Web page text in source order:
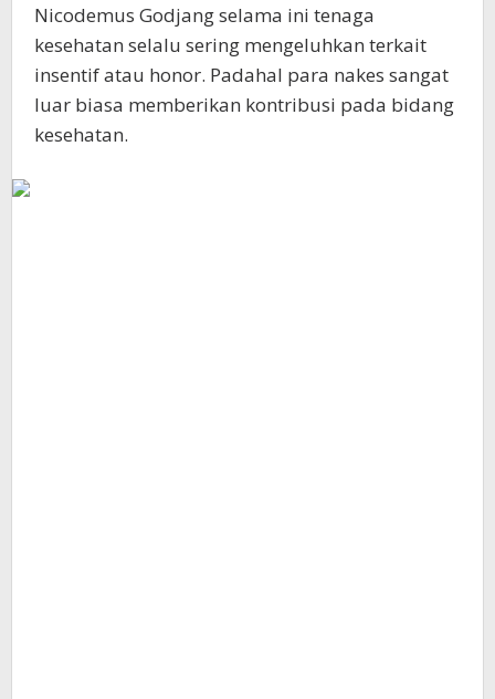
Nicodemus Godjang selama ini tenaga
kesehatan selalu sering mengeluhkan terkait
insentif atau honor. Padahal para nakes sangat
luar biasa memberikan kontribusi pada bidang
kesehatan.